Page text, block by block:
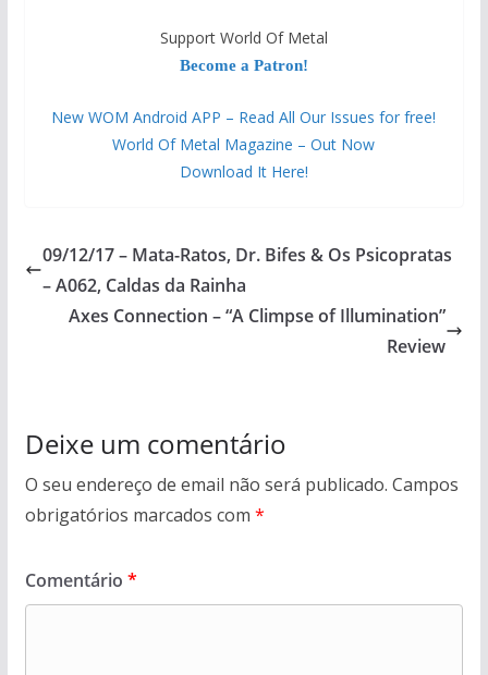
Support World Of Metal
Become a Patron!
New WOM Android APP – Read All Our Issues for free!
World Of Metal Magazine – Out Now
Download It Here!
09/12/17 – Mata-Ratos, Dr. Bifes & Os Psicopratas
– A062, Caldas da Rainha
Axes Connection – “A Climpse of Illumination”
Review
Deixe um comentário
O seu endereço de email não será publicado. Campos
obrigatórios marcados com *
Comentário *